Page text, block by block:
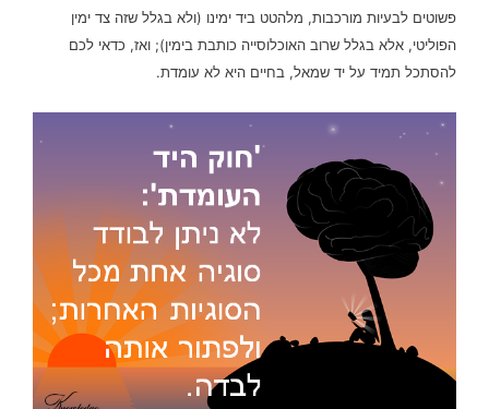
פשוטים לבעיות מורכבות, מלהטט ביד ימינו (ולא בגלל שזה צד ימין
הפוליטי, אלא בגלל שרוב האוכלוסייה כותבת בימין); ואז, כדאי לכם
להסתכל תמיד על יד שמאל, בחיים היא לא עומדת.